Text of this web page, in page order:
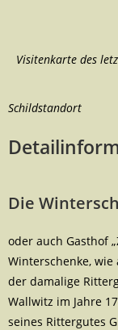
Visitenkarte des
Schildstandort
Die
oder auch Gasthof
Winterschenke,
der damalige
Wallwitz im Jahre
seines Rittergutes